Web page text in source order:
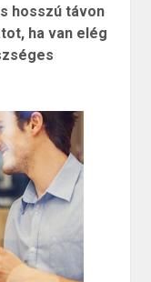
hosszú távon
ha van elég